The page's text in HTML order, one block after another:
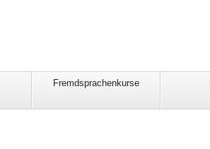
Fremdsprachenkurse